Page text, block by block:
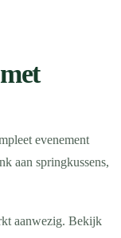
evenement
aan springkussens,
aanwezig. Bekijk